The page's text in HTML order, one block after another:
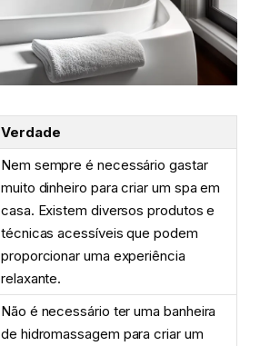
Verdade
Nem sempre é necessário gastar
muito dinheiro para criar um spa em
casa. Existem diversos produtos e
técnicas acessíveis que podem
proporcionar uma experiência
relaxante.
Não é necessário ter uma banheira
de hidromassagem para criar um